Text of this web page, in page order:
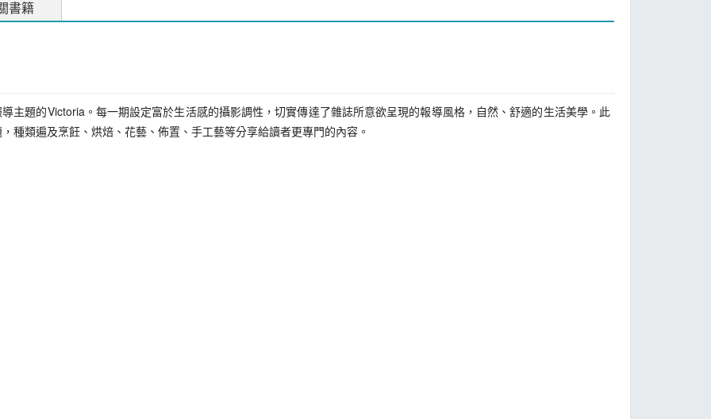
書籍
主題的Victoria。每一期設定富於生活感的攝影調性，切實傳達了雜誌所意欲呈現的報導風格，自然、舒適的生活美學。此
種類遍及烹飪、烘焙、花藝、佈置、手工藝等分享給讀者更專門的內容。